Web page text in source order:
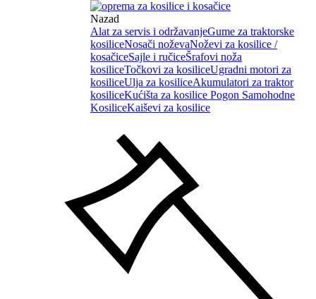
Nazad
Alat za servis i održavanjeGume za traktorske
kosiliceNosači noževaNoževi za kosilice /
kosačiceSajle i ručiceŠrafovi noža
kosiliceTočkovi za kosiliceUgradni motori za
kosiliceUlja za kosiliceAkumulatori za traktor
kosiliceKućišta za kosilice Pogon Samohodne
KosiliceKaiševi za kosilice